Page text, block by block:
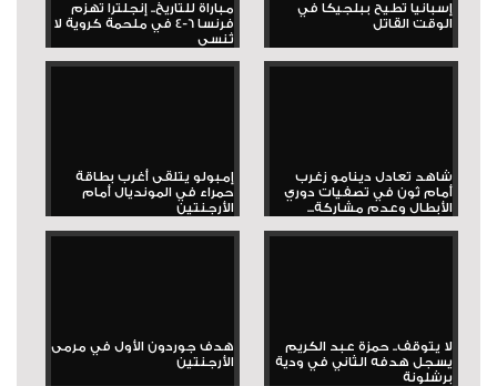
إسبانيا تطيح ببلجيكا في
الوقت القاتل
مباراة للتاريخ.. إنجلترا تهزم
فرنسا 6-4 في ملحمة كروية لا
تُنسى
شاهد تعادل دينامو زغرب
أمام ثون في تصفيات دوري
الأبطال وعدم مشاركة...
إمبولو يتلقى أغرب بطاقة
حمراء في المونديال أمام
الأرجنتين
لا يتوقف.. حمزة عبد الكريم
يسجل هدفه الثاني في ودية
برشلونة
هدف جوردون الأول في مرمى
الأرجنتين